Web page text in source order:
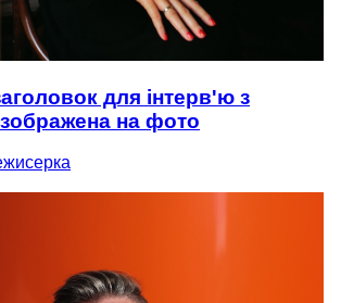
для інтерв'ю з
на фото